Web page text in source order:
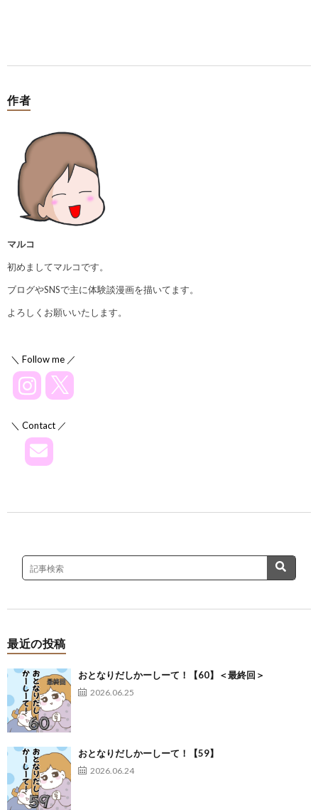
作者
マルコ
初めましてマルコです。
ブログやSNSで主に体験談漫画を描いてます。
よろしくお願いいたします。
＼ Follow me ／
＼ Contact ／
最近の投稿
おとなりだしかーしーて！【60】＜最終回＞
2026.06.25
おとなりだしかーしーて！【59】
2026.06.24